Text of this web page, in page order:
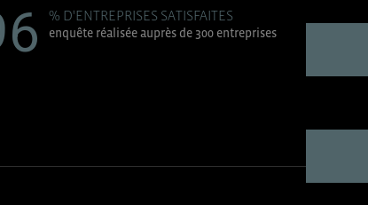
% D'ENTREPRISES SATISFAITES
enquête réalisée auprès de 300 entreprises